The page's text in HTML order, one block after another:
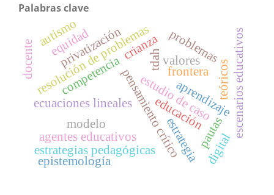
Palabras clave
ecuaciones lineales estudio de caso
pensamiento crítico
resolución de problemastdah
estrategias pedagógicas
valores
educación
estrategia
competencia
modelo
aprendizaje
agentes educativos escenarios educativos
privatización problemas
equidad
frontera
crianza
pautas
autismo
docente
teóricos
epistemología digital